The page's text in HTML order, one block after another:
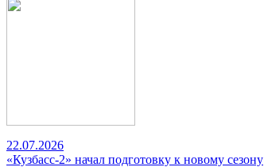
22.07.2026
«Кузбасс-2» начал подготовку к новому сезону